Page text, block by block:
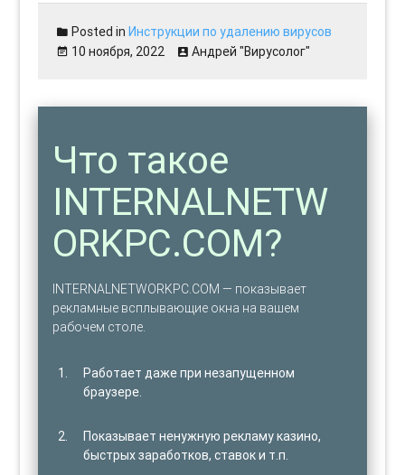
Posted inИнструкции по удалению вирусов
10 ноября, 2022
Андрей "Вирусолог"
Что такое
INTERNALNETW
ORKPC.COM?
INTERNALNETWORKPC.COM — показывает
рекламные всплывающие окна на вашем
рабочем столе.
Работает даже при незапущенном
браузере.
Показывает ненужную рекламу казино,
быстрых заработков, ставок и т.п.